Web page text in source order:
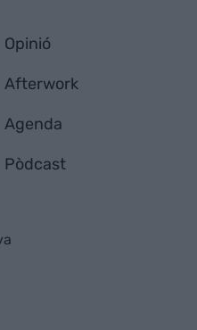
Opinió
Afterwork
Agenda
Pòdcast